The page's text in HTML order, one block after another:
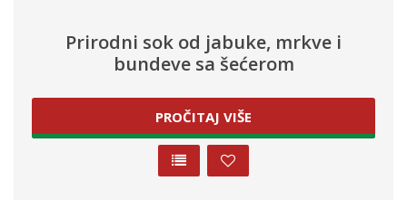
Prirodni sok od jabuke, mrkve i
bundeve sa šećerom
PROČITAJ VIŠE